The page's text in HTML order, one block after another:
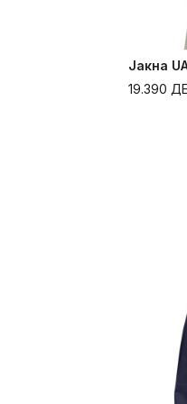
Јакна
19.390